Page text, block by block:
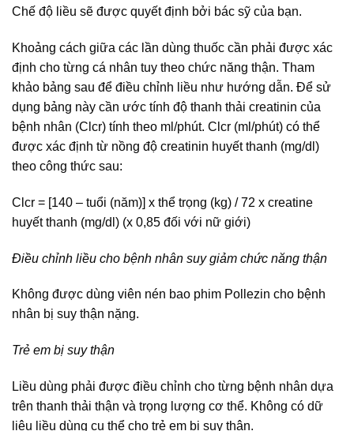
Chế độ liều sẽ được quyết định bởi bác sỹ của bạn.
Khoảng cách giữa các lần dùng thuốc cần phải được xác
định cho từng cá nhân tuy theo chức năng thận. Tham
khảo bảng sau để điều chỉnh liều như hướng dẫn. Để sử
dụng bảng này cần ước tính độ thanh thải creatinin của
bệnh nhân (Clcr) tính theo ml/phút. Clcr (ml/phút) có thể
được xác định từ nồng độ creatinin huyết thanh (mg/dl)
theo công thức sau:
Clcr = [140 – tuổi (năm)] x thể trọng (kg) / 72 x creatine
huyết thanh (mg/dl) (x 0,85 đối với nữ giới)
Điều chỉnh liều cho bệnh nhân suy giảm chức năng thận
Không được dùng viên nén bao phim Pollezin cho bệnh
nhân bị suy thận nặng.
Trẻ em bị suy thận
Liều dùng phải được điều chỉnh cho từng bệnh nhân dựa
trên thanh thải thận và trọng lượng cơ thể. Không có dữ
liệu liều dùng cụ thể cho trẻ em bị suy thận.